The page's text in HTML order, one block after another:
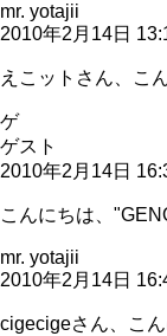
mr. yotajii
2010年2月14日
えこットさん、こ
ゲ
ゲスト
2010年2月14日
こんにちは、
mr. yotajii
2010年2月14日
cigecigeさん、こ